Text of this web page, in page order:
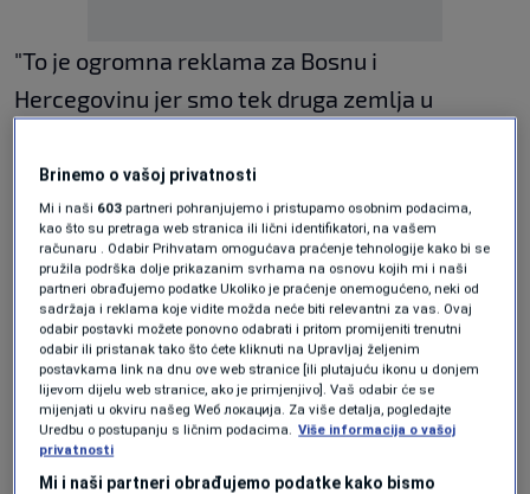
"To je ogromna reklama za Bosnu i
Hercegovinu jer smo tek druga zemlja u
dodjeljuje, koja je dobila nagradu", rekao je
Arnaut.
Krajem augusta on je predao akreditive
predsjedniku Njemačke te iza zatvorenih vrata
obavio razgovor s njim. Arnaut je za N1 otkrio
koje su teme sastanka bile.
"Predsjjednik Njemačke savršeno poznaje i
Brinemo o vašoj privatnosti
Mi i naši 603 partneri pohranjujemo i pristupamo osobnim podacima,
kao što su pretraga web stranica ili lični identifikatori, na vašem
računaru . Odabir Prihvatam omogućava praćenje tehnologije kako bi se
pružila podrška dolje prikazanim svrhama na osnovu kojih mi i naši
partneri obrađujemo podatke Ukoliko je praćenje onemogućeno, neki od
sadržaja i reklama koje vidite možda neće biti relevantni za vas. Ovaj
odabir postavki možete ponovno odabrati i pritom promijeniti trenutni
odabir ili pristanak tako što ćete kliknuti na Upravljaj željenim
postavkama link na dnu ove web stranice [ili plutajuću ikonu u donjem
lijevom dijelu web stranice, ako je primjenjivo]. Vaš odabir će se
mijenjati u okviru našeg Wеб локација. Za više detalja, pogledajte
Uredbu o postupanju s ličnim podacima. Više informacija o vašoj
privatnosti
Mi i naši partneri obrađujemo podatke kako bismo